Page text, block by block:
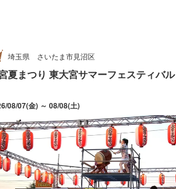
埼玉県 さいたま市見沼区
夏まつり 東大宮サマーフェスティバル
08/07(金) ～ 08/08(土)